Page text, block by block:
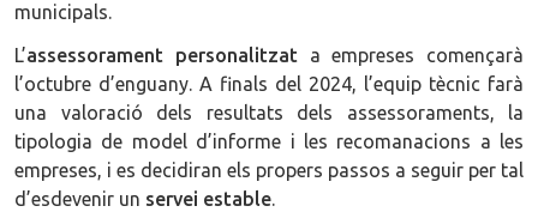
municipals.
L’assessorament personalitzata empreses començarà
l’octubre d’enguany. A finals del 2024, l’equip tècnic farà
una valoració dels resultats dels assessoraments, la
tipologia de model d’informe i les recomanacions a les
empreses, i es decidiran els propers passos a seguir per tal
d’esdevenir un servei estable.